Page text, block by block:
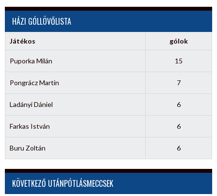
HÁZI GÓLLÖVŐLISTA
Játékos gólok
Puporka Milán 15
Pongrácz Martin 7
Ladányi Dániel 6
Farkas István 6
Buru Zoltán 6
KÖVETKEZŐ UTÁNPÓTLÁSMECCSEK